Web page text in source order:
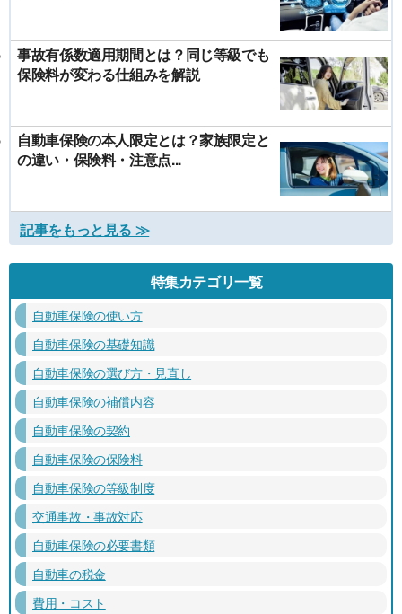
事故有係数適用期間とは？同じ等級でも
保険料が変わる仕組みを解説
自動車保険の本人限定とは？家族限定と
の違い・保険料・注意点...
記事をもっと見る ≫
特集カテゴリ一覧
自動車保険の使い方
自動車保険の基礎知識
自動車保険の選び方・見直し
自動車保険の補償内容
自動車保険の契約
自動車保険の保険料
自動車保険の等級制度
交通事故・事故対応
自動車保険の必要書類
自動車の税金
費用・コスト